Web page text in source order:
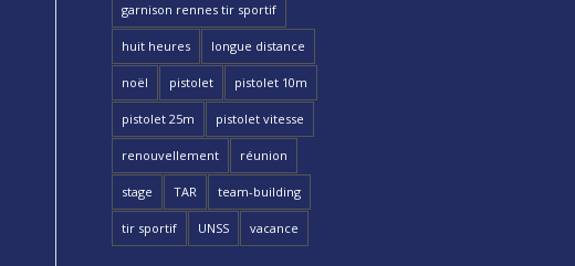
garnison rennes tir sportif
huit heures longue distance
noël pistolet pistolet 10m
pistolet 25m pistolet vitesse
renouvellement réunion
stage TAR team-building
tir sportif UNSS vacance